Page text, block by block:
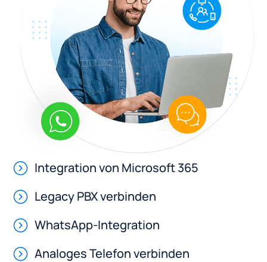
Integration von Microsoft 365
Legacy PBX verbinden
WhatsApp-Integration
Analoges Telefon verbinden